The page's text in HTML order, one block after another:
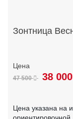
Зонтница
47 500 38 000
Цена указана на